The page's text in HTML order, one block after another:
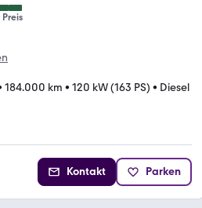
184.000 km • 120 kW (163 PS) • Diesel
Kontakt Parken